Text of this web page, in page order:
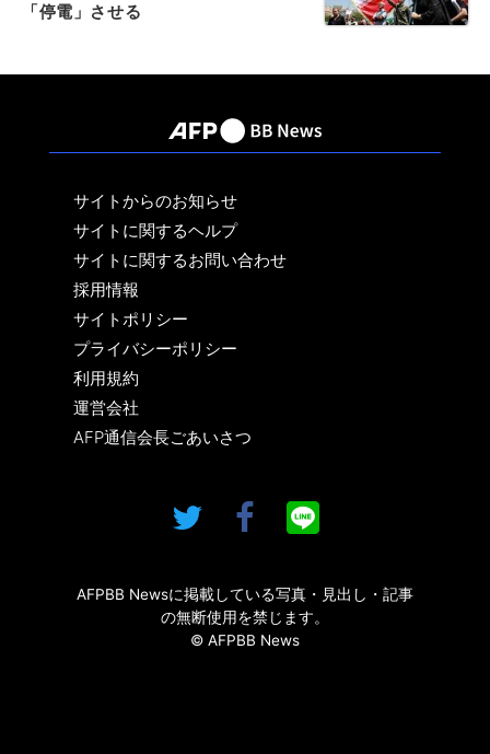
「停電」させる
サイトからのお知らせ
サイトに関するヘルプ
サイトに関するお問い合わせ
採用情報
サイトポリシー
プライバシーポリシー
利用規約
運営会社
AFP通信会長ごあいさつ
AFPBB Newsに掲載している写真・見出し・記事
の無断使用を禁じます。
© AFPBB News